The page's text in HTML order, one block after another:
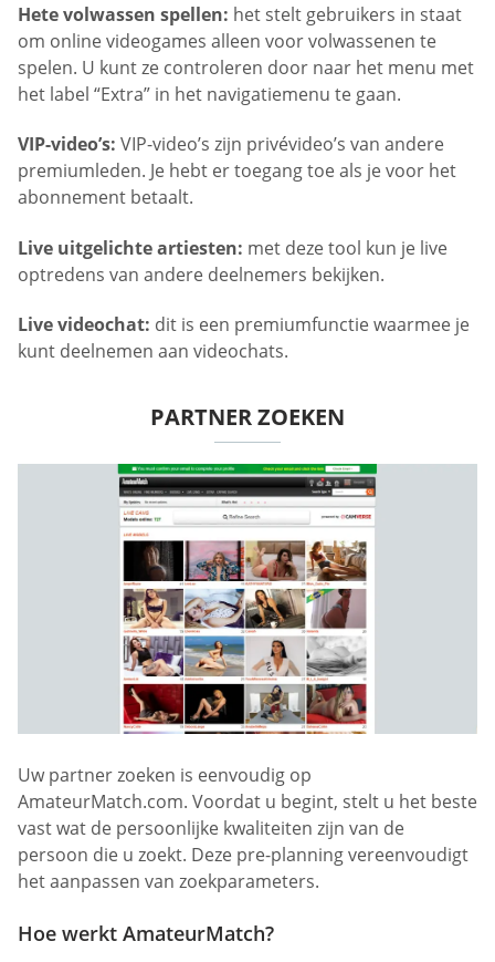
Hete volwassen spellen: het stelt gebruikers in staat
om online videogames alleen voor volwassenen te
spelen. U kunt ze controleren door naar het menu met
het label “Extra” in het navigatiemenu te gaan.
VIP-video’s: VIP-video’s zijn privévideo’s van andere
premiumleden. Je hebt er toegang toe als je voor het
abonnement betaalt.
Live uitgelichte artiesten: met deze tool kun je live
optredens van andere deelnemers bekijken.
Live videochat: dit is een premiumfunctie waarmee je
kunt deelnemen aan videochats.
PARTNER ZOEKEN
Uw partner zoeken is eenvoudig op
AmateurMatch.com. Voordat u begint, stelt u het beste
vast wat de persoonlijke kwaliteiten zijn van de
persoon die u zoekt. Deze pre-planning vereenvoudigt
het aanpassen van zoekparameters.
Hoe werkt AmateurMatch?